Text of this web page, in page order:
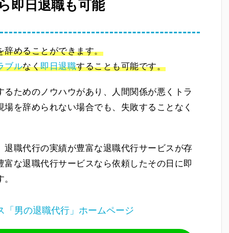
即日退職も可能
辞めることができます。
ブルなく即日退職することも可能です。
ためのノウハウがあり、人間関係が悪くトラ
を辞められない場合でも、失敗することなく
職代行の実績が豊富な退職代行サービスが存
な退職代行サービスなら依頼したその日に即
「男の退職代行」ホームページ